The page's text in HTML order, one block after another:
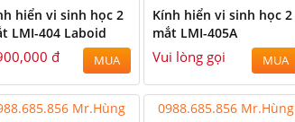
hiển vi sinh học 2
LMI-404 Laboid
đ MUA
Kính hiển vi sinh học 2
mắt LMI-405A
Vui lòng gọi MUA
Mr.Hùng 0988.685.856 Mr.Hùng